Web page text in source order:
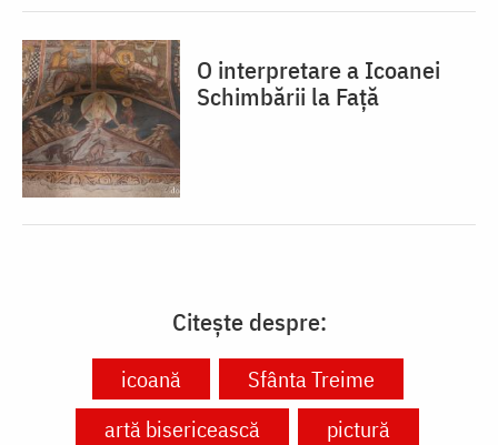
O interpretare a Icoanei
Schimbării la Față
Citește despre:
icoană
Sfânta Treime
artă bisericească
pictură